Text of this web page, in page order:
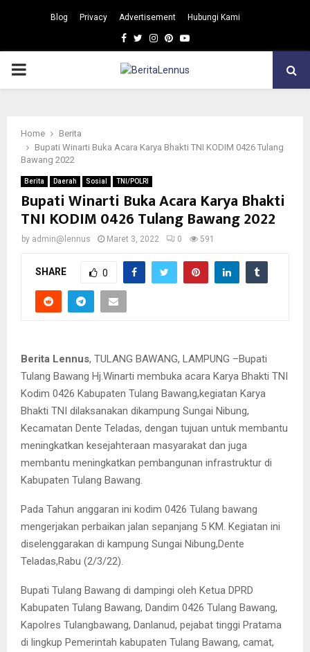
Blog Privacy Advertisement Hubungi Kami
Facebook
TwitterInstagram
Pinterest
Youtube
PRIMARY
Home
Berita
Bupati Winarti Buka Acara Karya Bhakti TNI KODIM 0426 Tulang
Bawang 2022
Berita Daerah Sosial TNI/POLRI
Bupati Winarti Buka Acara Karya Bhakti
TNI KODIM 0426 Tulang Bawang 2022
by admin@lennus Maret 3, 2022 0 591
SHARE 0
Berita Lennus, TULANG BAWANG, LAMPUNG –Bupati
Tulang Bawang Hj.Winarti membuka acara Karya Bhakti TNI
Kodim 0426 Kabupaten Tulang Bawang,kegiatan Karya
Bhakti TNI dilaksanakan dikampung Sungai Nibung,
Kecamatan Dente Teladas, dengan tujuan untuk membantu
meningkatkan kesejahteraan masyarakat dan juga
membantu meningkatkan pembangunan infrastruktur di
Kabupaten Tulang Bawang.
Pada Tahun anggaran ini kodim 0426 Tulang bawang
mengerjakan perbaikan jalan sepanjang 5 KM. Kegiatan ini
diselenggarakan di kampung Sungai Nibung,Dente
Teladas,Rabu (2/3/22).
Bupati Tulang Bawang di dampingi oleh Ketua DPRD
Kabupaten Tulang Bawang, Dandim 0426 Tulang Bawang,
Kapolres Tulangbawang, Danlanud, pejabat tinggi Pratama
di lingkup Pemerintah kabupaten Tulang Bawang, camat,